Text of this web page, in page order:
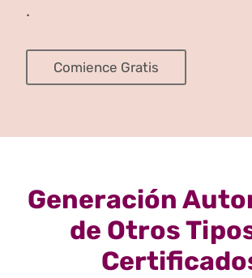
.
Comience Gratis
Generación
de Otros